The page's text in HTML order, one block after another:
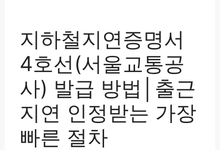
지하철지연증명서
4호선(서울교통공
사) 발급 방법│출근
지연 인정받는 가장
빠른 절차